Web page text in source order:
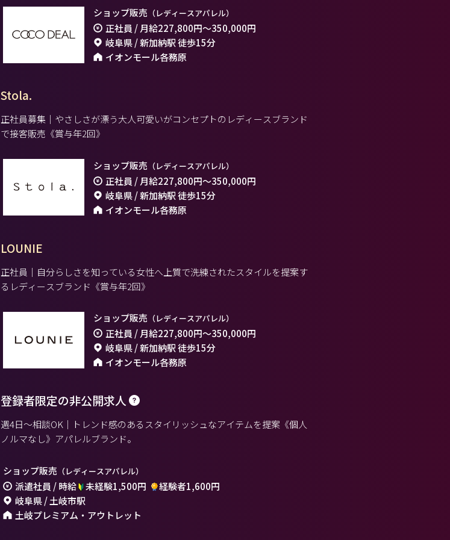
ショップ販売 （レディースアパレル）
正社員 / 月給227,800円～350,000円
岐阜県 / 新加納駅 徒歩15分
イオンモール各務原
Stola.
正社員募集｜やさしさが漂う大人可愛いがコンセプトのレディースブランド
で接客販売《賞与年2回》
ショップ販売 （レディースアパレル）
正社員 / 月給227,800円～350,000円
岐阜県 / 新加納駅 徒歩15分
イオンモール各務原
LOUNIE
正社員｜自分らしさを知っている女性へ上質で洗練されたスタイルを提案す
るレディースブランド《賞与年2回》
ショップ販売 （レディースアパレル）
正社員 / 月給227,800円～350,000円
岐阜県 / 新加納駅 徒歩15分
イオンモール各務原
登録者限定の非公開求人
週4日～相談OK｜トレンド感のあるスタイリッシュなアイテムを提案《個人
ノルマなし》アパレルブランド。
ショップ販売 （レディースアパレル）
派遣社員 / 時給 未経験1,500円
経験者1,600円
岐阜県 / 土岐市駅
土岐プレミアム・アウトレット